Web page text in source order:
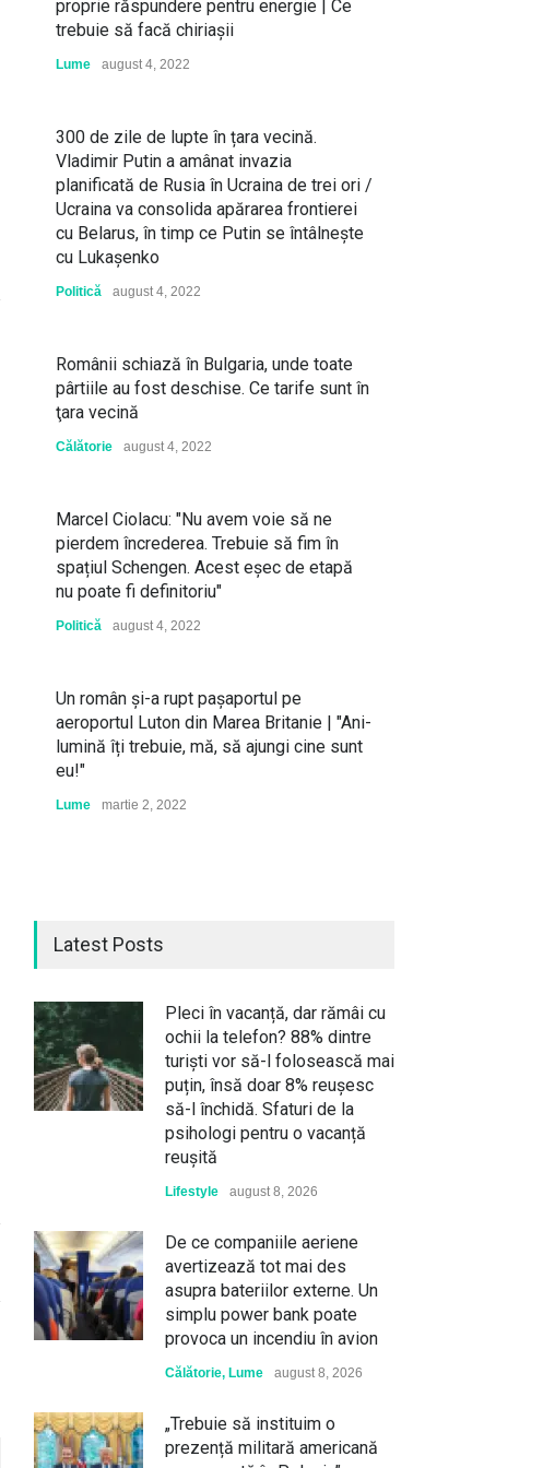
proprie răspundere pentru energie | Ce
trebuie să facă chiriașii
Lume august 4, 2022
300 de zile de lupte în țara vecină.
Vladimir Putin a amânat invazia
planificată de Rusia în Ucraina de trei ori /
Ucraina va consolida apărarea frontierei
cu Belarus, în timp ce Putin se întâlneşte
cu Lukaşenko
Politică august 4, 2022
Românii schiază în Bulgaria, unde toate
pârtiile au fost deschise. Ce tarife sunt în
ţara vecină
Călătorie august 4, 2022
Marcel Ciolacu: "Nu avem voie să ne
pierdem încrederea. Trebuie să fim în
spațiul Schengen. Acest eșec de etapă
nu poate fi definitoriu"
Politică august 4, 2022
Un român și-a rupt pașaportul pe
aeroportul Luton din Marea Britanie | "Ani-
lumină îți trebuie, mă, să ajungi cine sunt
eu!"
Lume martie 2, 2022
Latest Posts
Pleci în vacanță, dar rămâi cu
ochii la telefon? 88% dintre
turiști vor să-l folosească mai
puțin, însă doar 8% reușesc
să-l închidă. Sfaturi de la
psihologi pentru o vacanță
reușită
Lifestyle august 8, 2026
De ce companiile aeriene
avertizează tot mai des
asupra bateriilor externe. Un
simplu power bank poate
provoca un incendiu în avion
Călătorie, Lume august 8, 2026
„Trebuie să instituim o
prezență militară americană